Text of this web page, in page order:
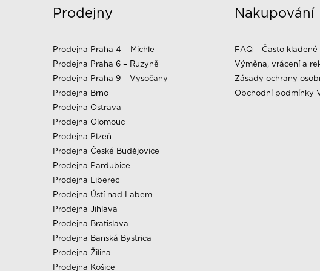
Prodejny
Prodejna Praha 4 – Michle
Prodejna Praha 6 – Ruzyně
Prodejna Praha 9 – Vysočany
Prodejna Brno
Prodejna Ostrava
Prodejna Olomouc
Prodejna Plzeň
Prodejna České Budějovice
Prodejna Pardubice
Prodejna Liberec
Prodejna Ústí nad Labem
Prodejna Jihlava
Prodejna Bratislava
Prodejna Banská Bystrica
Prodejna Žilina
Prodejna Košice
Nakupování
FAQ – Často
Výměna, vrácení a
Zásady ochrany
Obchodní podmínky